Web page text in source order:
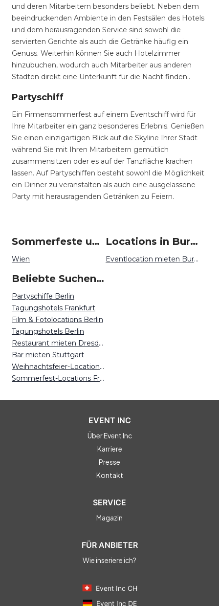
und deren Mitarbeitern besonders beliebt. Neben dem
beeindruckenden Ambiente in den Festsälen des Hotels
und dem herausragenden Service sind sowohl die
servierten Gerichte als auch die Getränke häufig ein
Genuss. Weiterhin können Sie auch Hotelzimmer
hinzubuchen, wodurch auch Mitarbeiter aus anderen
Städten direkt eine Unterkunft für die Nacht finden..
Partyschiff
Ein Firmensommerfest auf einem Eventschiff wird für
Ihre Mitarbeiter ein ganz besonderes Erlebnis. Genießen
Sie einen einzigartigen Blick auf die Skyline Ihrer Stadt
während Sie mit Ihren Mitarbeitern gemütlich
zusammensitzen oder es auf der Tanzfläche krachen
lassen. Auf Partyschiffen besteht sowohl die Möglichkeit
ein Dinner zu veranstalten als auch eine ausgelassene
Party mit herausragenden Getränken zu Feiern.
Sommerfeste um Burgenland
Wien
Locations in Burgenland mieten
Eventlocation mieten Burgenland
Beliebte Suchen auf Event Inc
Partyschiffe Berlin
Tagungshotels Frankfurt
Film & Fotolocations Berlin
Tagungshotels Berlin
Restaurant mieten Dresden
Bar mieten Stuttgart
Weihnachtsfeier-Locations Köln
Sommerfest-Locations Freiburg
EVENT INC
Über Event Inc
Karriere
Presse
Kontakt
SERVICE
Magazin
FÜR ANBIETER
Wie inseriere ich?
Event Inc CH
Event Inc DE